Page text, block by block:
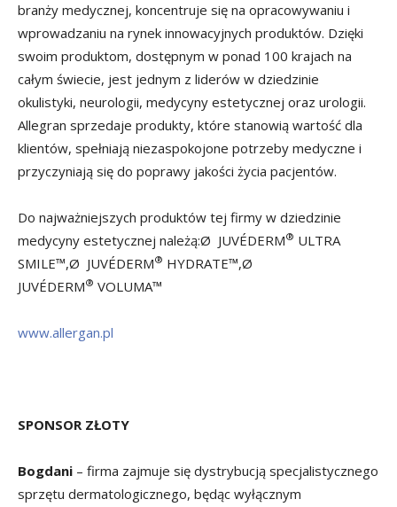
branży medycznej, koncentruje się na opracowywaniu i
wprowadzaniu na rynek innowacyjnych produktów. Dzięki
swoim produktom, dostępnym w ponad 100 krajach na
całym świecie, jest jednym z liderów w dziedzinie
okulistyki, neurologii, medycyny estetycznej oraz urologii.
Allegran sprzedaje produkty, które stanowią wartość dla
klientów, spełniają niezaspokojone potrzeby medyczne i
przyczyniają się do poprawy jakości życia pacjentów.
Do najważniejszych produktów tej firmy w dziedzinie
medycyny estetycznej należą:Ø JUVÉDERM® ULTRA
SMILE™,Ø JUVÉDERM® HYDRATE™,Ø
JUVÉDERM® VOLUMA™
www.allergan.pl
SPONSOR ZŁOTY
Bogdani – firma zajmuje się dystrybucją specjalistycznego
sprzętu dermatologicznego, będąc wyłącznym